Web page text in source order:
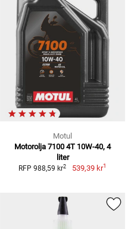
Motul
Motorolja 7100 4T 10W-40, 4
liter
RFP 988,59 kr2 539,39 kr1